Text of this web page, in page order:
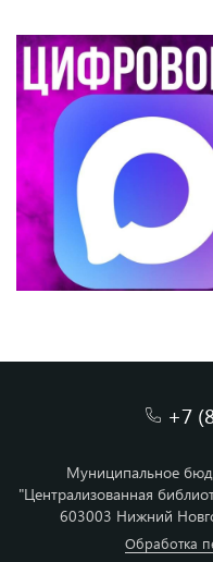
+7
Муниципальное
"Централизованная
603003 Нижний
Обработка